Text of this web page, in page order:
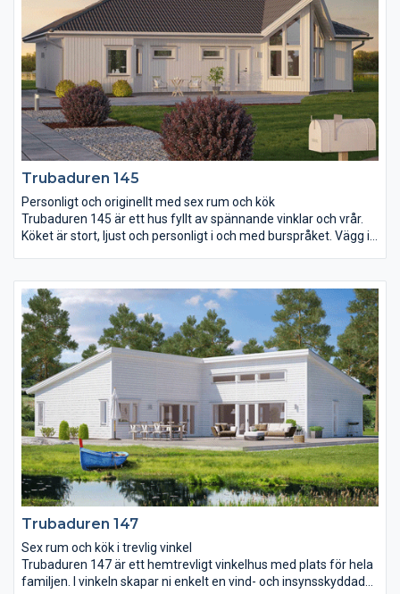
Trubaduren 145
Personligt och originellt med sex rum och kök
Trubaduren 145 är ett hus fyllt av spännande vinklar och vrår.
Köket är stort, ljust och personligt i och med burspråket. Vägg i
De tre sovrummen ligger samlade i ena delen av huset. Här
finns också ett extra stort badrum med möjlighet till både
dusch och badkar. I det största sovrummet finns ytterligare ett
burspråk som ger plats åt en skön lounge.
Trubaduren 147
Sex rum och kök i trevlig vinkel
Trubaduren 147 är ett hemtrevligt vinkelhus med plats för hela
familjen. I vinkeln skapar ni enkelt en vind- och insynsskyddad